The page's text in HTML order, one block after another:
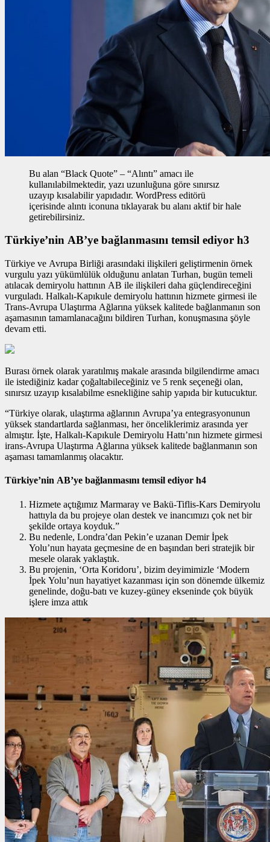
Bu alan “Black Quote” – “Alıntı” amacı ile
kullanılabilmektedir, yazı uzunluğuna göre sınırsız
uzayıp kısalabilir yapıdadır. WordPress editörü
içerisinde alıntı iconuna tıklayarak bu alanı aktif bir hale
getirebilirsiniz.
Türkiye’nin AB’ye bağlanmasını temsil ediyor h3
Türkiye ve Avrupa Birliği arasındaki ilişkileri geliştirmenin örnek
vurgulu yazı yükümlülük olduğunu anlatan Turhan, bugün temeli
atılacak demiryolu hattının AB ile ilişkileri daha güçlendireceğini
vurguladı. Halkalı-Kapıkule demiryolu hattının hizmete girmesi ile
Trans-Avrupa Ulaştırma Ağlarına yüksek kalitede bağlanmanın son
aşamasının tamamlanacağını bildiren Turhan, konuşmasına şöyle
devam etti.
Burası örnek olarak yaratılmış makale arasında bilgilendirme amacı
ile istediğiniz kadar çoğaltabileceğiniz ve 5 renk seçeneği olan,
sınırsız uzayıp kısalabilme esnekliğine sahip yapıda bir kutucuktur.
“Türkiye olarak, ulaştırma ağlarının Avrupa’ya entegrasyonunun
yüksek standartlarda sağlanması, her önceliklerimiz arasında yer
almıştır. İşte, Halkalı-Kapıkule Demiryolu Hattı’nın hizmete girmesi
irans-Avrupa Ulaştırma Ağlarına yüksek kalitede bağlanmanın son
aşaması tamamlanmış olacaktır.
Türkiye’nin AB’ye bağlanmasını temsil ediyor h4
Hizmete açtığımız Marmaray ve Bakü-Tiflis-Kars Demiryolu
hattıyla da bu projeye olan destek ve inancımızı çok net bir
şekilde ortaya koyduk.”
Bu nedenle, Londra’dan Pekin’e uzanan Demir İpek
Yolu’nun hayata geçmesine de en başından beri stratejik bir
mesele olarak yaklaştık.
Bu projenin, ‘Orta Koridoru’, bizim deyimimizle ‘Modern
İpek Yolu’nun hayatiyet kazanması için son dönemde ülkemiz
genelinde, doğu-batı ve kuzey-güney ekseninde çok büyük
işlere imza attık